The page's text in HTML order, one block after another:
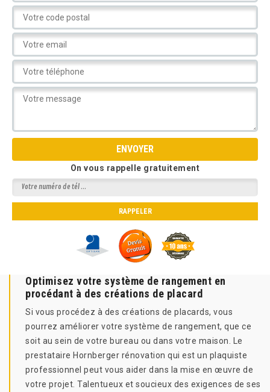
On vous rappelle gratuitement
Optimisez votre système de rangement en
procédant à des créations de placard
Si vous procédez à des créations de placards, vous
pourrez améliorer votre système de rangement, que ce
soit au sein de votre bureau ou dans votre maison. Le
prestataire Hornberger rénovation qui est un plaquiste
professionnel peut vous aider dans la mise en œuvre de
votre projet. Talentueux et soucieux des exigences de ses